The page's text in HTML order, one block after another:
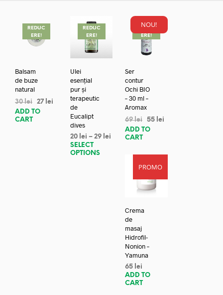
REDUC
ERE!
Balsam
de buze
natural
30lei 27 lei
ADD TO
CART
REDUC
ERE!
Ulei
esențial
pur și
terapeutic
de
Eucalipt
dives
20 lei – 29 lei
SELECT
OPTIONS
NOU!
REDUC
ERE!
Ser
contur
Ochi BIO
– 30 ml –
Aromax
69lei 55 lei
ADD TO
CART
PROMO
Crema
de
masaj
Hidrofil-
Nonion –
Yamuna
65 lei
ADD TO
CART